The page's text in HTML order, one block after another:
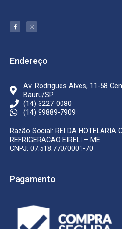
F
a
c
k
-
n
s
m
Endereço
Av. Rodrigues Alves, 11-58
Bauru/SP
(14) 3227-0080
(14) 99889-7909
Razão Social: REI DA HOTELARIA
REFRIGERACAO EIRELI – ME.
CNPJ: 07.518.770/0001-70
Pagamento